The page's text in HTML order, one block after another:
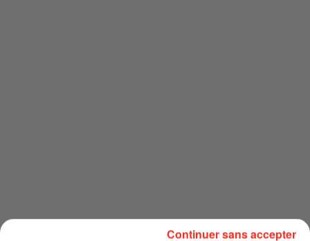
Continuer sans accepter